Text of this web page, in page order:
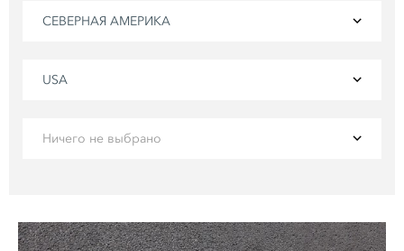
СЕВЕРНАЯ АМЕРИКА
USA
Ничего не выбрано